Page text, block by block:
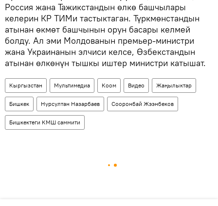
Россия жана Тажикстандын өлкө башчылары
келерин КР ТИМи тастыктаган. Түркмөнстандын
атынан өкмөт башчынын орун басары келмей
болду. Ал эми Молдованын премьер-министри
жана Украинанын элчиси келсе, Өзбекстандын
атынан өлкөнүн тышкы иштер министри катышат.
Кыргызстан Мультимедиа Коом Видео Жаңылыктар
Бишкек Нурсултан Назарбаев Сооронбай Жээнбеков
Бишкектеги КМШ саммити